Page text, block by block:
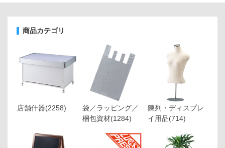
商品カテゴリ
店舗什器(2258)
袋／ラッピング／
梱包資材(1284)
陳列・ディスプレ
イ用品(714)